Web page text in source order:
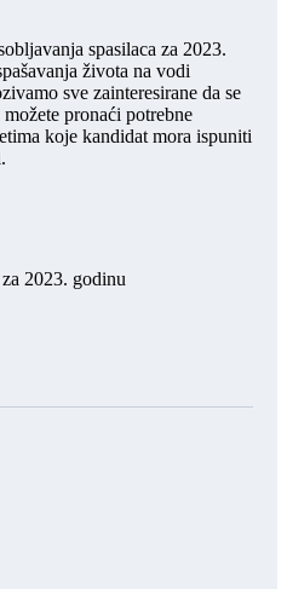
spasilaca za 2023.
života na vodi
sve zainteresirane da se
pronaći potrebne
koje kandidat mora ispuniti